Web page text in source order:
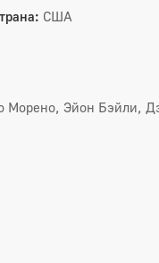
США
Эйон Бэйли,